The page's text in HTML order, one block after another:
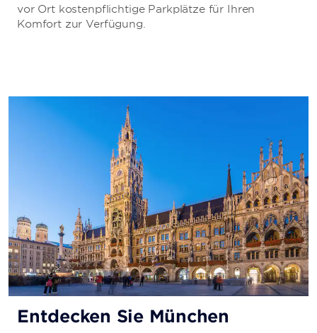
vor Ort kostenpflichtige Parkplätze für Ihren
Komfort zur Verfügung.
Entdecken Sie München